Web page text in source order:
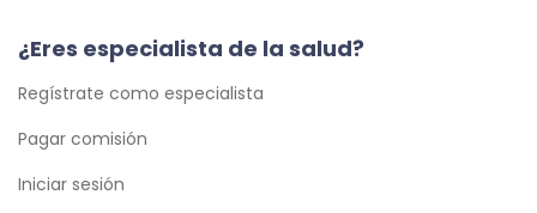
¿Eres especialista de la salud?
Regístrate como especialista
Pagar comisión
Iniciar sesión